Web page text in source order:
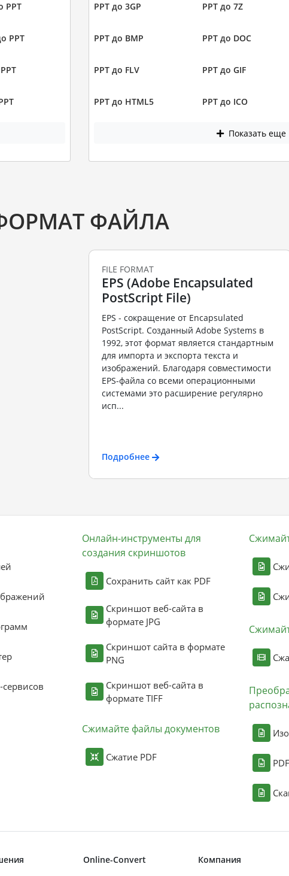
PPT
PPT
PPT до 3GP PPT до 7Z
PPT до BMP PPT до DOC
PPT до FLV PPT до GIF
PPT до HTML5 PPT до ICO
Показать еще
ФАЙЛА
FILE FORMAT
EPS (Adobe Encapsulated
PostScript File)
EPS - сокращение от Encapsulated
PostScript. Созданный Adobe Systems в
1992, этот формат является стандартным
для импорта и экспорта текста и
изображений. Благодаря совместимости
EPS-файла со всеми операционными
системами это расширение регулярно
исп...
Подробнее
Онлайн-инструменты для
создания скриншотов
Сохранить сайт как PDF
Скриншот веб-сайта в
формате JPG
Скриншот сайта в формате
PNG
Скриншот веб-сайта в
формате TIFF
Сжимайте файлы документов
Сжатие PDF
Online-Convert Компания